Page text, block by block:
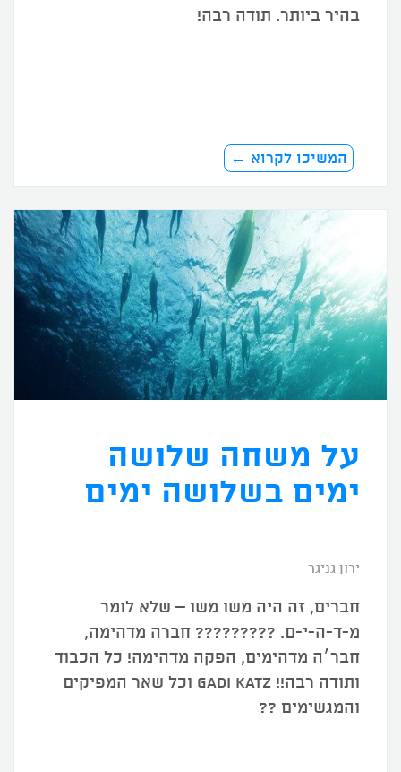
בהיר ביותר. תודה רבה!
המשיכו לקרוא ←
על משחה שלושה
ימים בשלושה ימים
ירון גניגר
חברים, זה היה משו משו – שלא לומר
מ-ד-ה-י-ם. ????????? חברה מדהימה,
חבר׳ה מדהימים, הפקה מדהימה! כל הכבוד
ותודה רבה!! Gadi Katz וכל שאר המפיקים
והמגשימים ??